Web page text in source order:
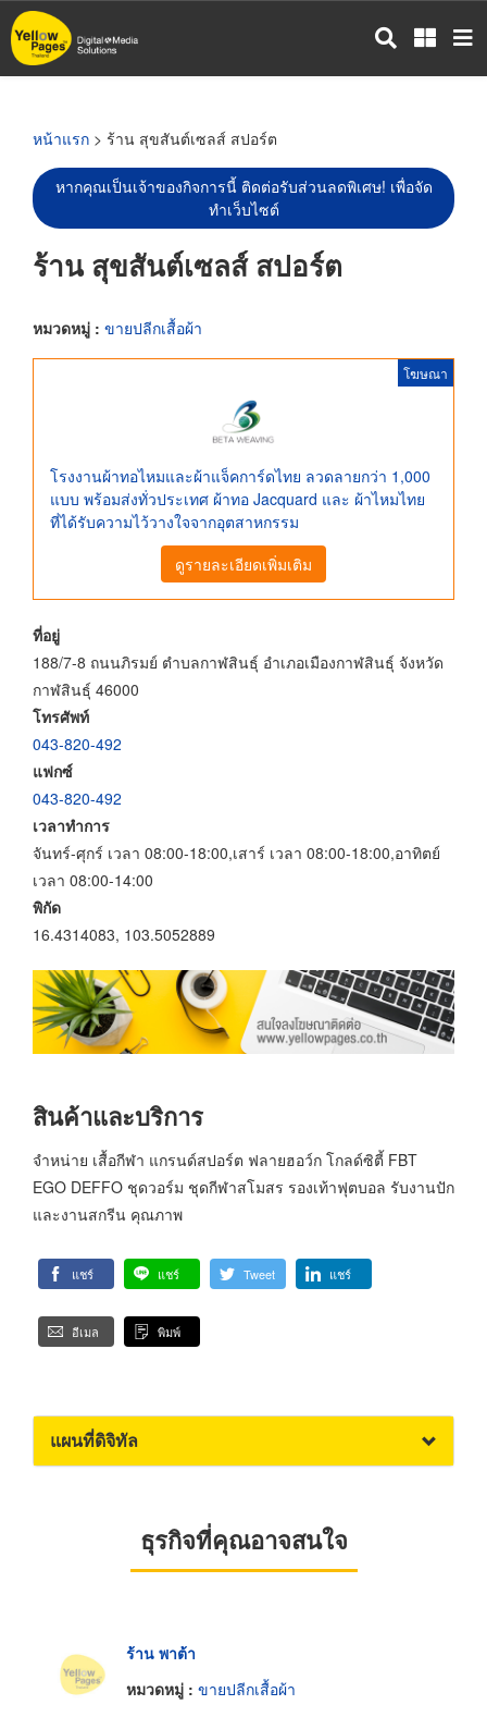
ข้าม
ไป
หน้าแรก > ร้าน สุขสันต์เซลส์ สปอร์ต
หากคุณเป็นเจ้าของกิจการนี้ ติดต่อรับส่วนลดพิเศษ! เพื่อจัด
ทำเว็บไซต์
ร้าน สุขสันต์เซลส์ สปอร์ต
หมวดหมู่ : ขายปลีกเสื้อผ้า
โฆษณา
โรงงานผ้าทอไหมและผ้าแจ็คการ์ดไทย ลวดลายกว่า 1,000
แบบ พร้อมส่งทั่วประเทศ ผ้าทอ Jacquard และ ผ้าไหมไทย
ที่ได้รับความไว้วางใจจากอุตสาหกรรม
ดูรายละเอียดเพิ่มเติม
ที่อยู่
188/7-8 ถนนภิรมย์ ตำบลกาฬสินธุ์ อำเภอเมืองกาฬสินธุ์ จังหวัด
กาฬสินธุ์ 46000
โทรศัพท์
043-820-492
แฟกซ์
043-820-492
เวลาทำการ
จันทร์-ศุกร์ เวลา 08:00-18:00,เสาร์ เวลา 08:00-18:00,อาทิตย์
เวลา 08:00-14:00
พิกัด
16.4314083, 103.5052889
สินค้าและบริการ
จำหน่าย เสื้อกีฬา แกรนด์สปอร์ต ฟลายฮอว์ก โกลด์ซิตี้ FBT
EGO DEFFO ชุดวอร์ม ชุดกีฬาสโมสร รองเท้าฟุตบอล รับงานปัก
และงานสกรีน คุณภาพ
แชร์ แชร์ Tweet แชร์
อีเมล พิมพ์
แผนที่ดิจิทัล
ธุรกิจที่คุณอาจสนใจ
ร้าน พาต้า
หมวดหมู่ : ขายปลีกเสื้อผ้า